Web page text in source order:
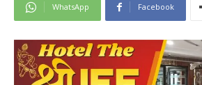
WhatsApp Facebook